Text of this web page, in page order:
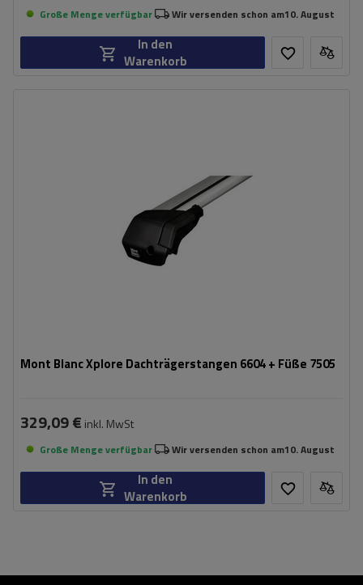
Große Menge verfügbar Wir versenden schon am10. August
In den
Warenkorb
Mont Blanc Xplore Dachträgerstangen 6604 + Füße 7505
329,09 € inkl. MwSt
Große Menge verfügbar Wir versenden schon am10. August
In den
Warenkorb